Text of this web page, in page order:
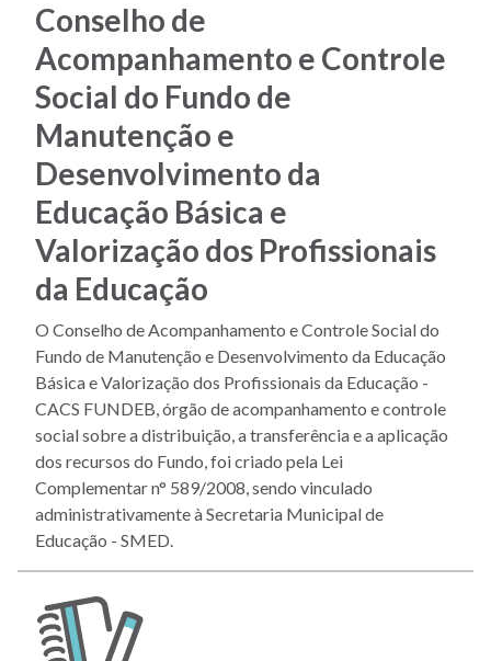
Conselho de
Acompanhamento e Controle
Social do Fundo de
Manutenção e
Desenvolvimento da
Educação Básica e
Valorização dos Profissionais
da Educação
O Conselho de Acompanhamento e Controle Social do
Fundo de Manutenção e Desenvolvimento da Educação
Básica e Valorização dos Profissionais da Educação -
CACS FUNDEB, órgão de acompanhamento e controle
social sobre a distribuição, a transferência e a aplicação
dos recursos do Fundo, foi criado pela Lei
Complementar n° 589/2008, sendo vinculado
administrativamente à Secretaria Municipal de
Educação - SMED.